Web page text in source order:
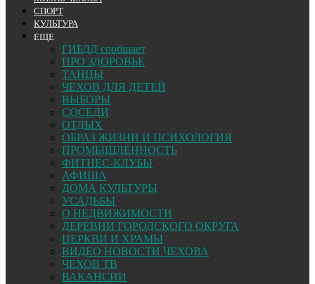
СПОРТ
КУЛЬТУРА
ЕЩЕ
ГИБДД сообщает
ПРО ЗДОРОВЬЕ
ТАНЦЫ
ЧЕХОВ ДЛЯ ДЕТЕЙ
ВЫБОРЫ
СОСЕДИ
ОТДЫХ
ОБРАЗ ЖИЗНИ И ПСИХОЛОГИЯ
ПРОМЫШЛЕННОСТЬ
ФИТНЕС-КЛУБЫ
АФИША
ДОМА КУЛЬТУРЫ
УСАДЬБЫ
О НЕДВИЖИМОСТИ
ДЕРЕВНИ ГОРОДСКОГО ОКРУГА
ЦЕРКВИ И ХРАМЫ
ВИДЕО НОВОСТИ ЧЕХОВА
ЧЕХОВ ТВ
ВАКАНСИИ